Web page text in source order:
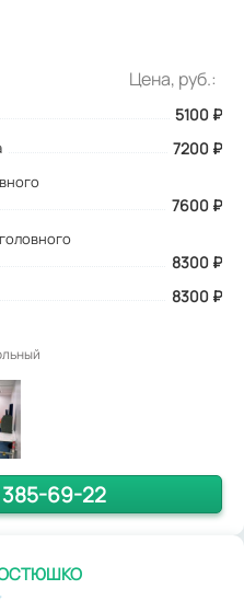
Цена, руб.:
5100 ₽
7200 ₽
7600 ₽
8300 ₽
8300 ₽
385-69-22